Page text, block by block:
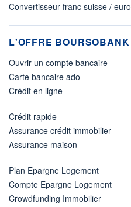
Convertisseur franc suisse / euro
L'OFFRE BOURSOBANK
Ouvrir un compte bancaire
Carte bancaire ado
Crédit en ligne
Crédit rapide
Assurance crédit immobilier
Assurance maison
Plan Epargne Logement
Compte Epargne Logement
Crowdfunding Immobilier